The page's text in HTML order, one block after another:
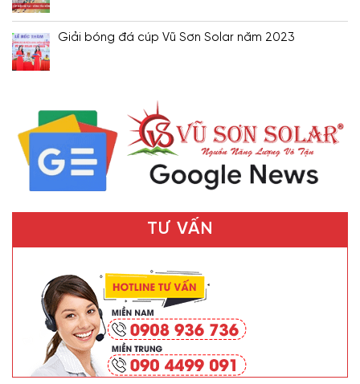
Giải bóng đá cúp Vũ Sơn Solar năm 2023
TƯ VẤN